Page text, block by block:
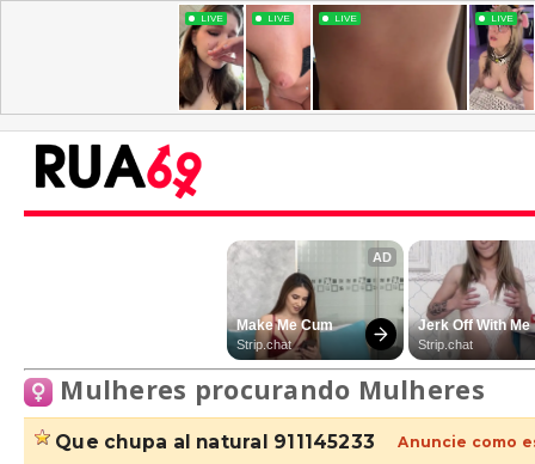
Mulheres procurando Mulheres
que chupa al natural 911145233 Anuncie como